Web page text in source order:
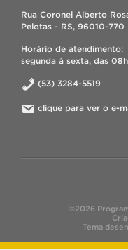
Rua Coronel Alberto
Pelotas - RS, 96010-770
Horário de atendimento:
segunda à sexta, das
(53) 3284-5519
clique para ver o e-
©2026
Tema